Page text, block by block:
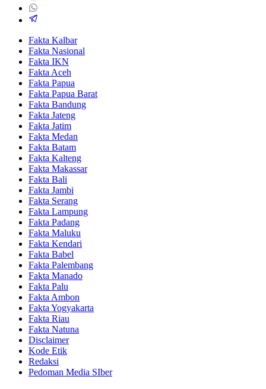
Fakta Kalbar
Fakta Nasional
Fakta IKN
Fakta Aceh
Fakta Papua
Fakta Papua Barat
Fakta Bandung
Fakta Jateng
Fakta Jatim
Fakta Medan
Fakta Batam
Fakta Kalteng
Fakta Makassar
Fakta Bali
Fakta Jambi
Fakta Serang
Fakta Lampung
Fakta Padang
Fakta Maluku
Fakta Kendari
Fakta Babel
Fakta Palembang
Fakta Manado
Fakta Palu
Fakta Ambon
Fakta Yogyakarta
Fakta Riau
Fakta Natuna
Disclaimer
Kode Etik
Redaksi
Pedoman Media SIber